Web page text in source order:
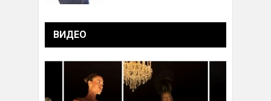
ВИДЕО